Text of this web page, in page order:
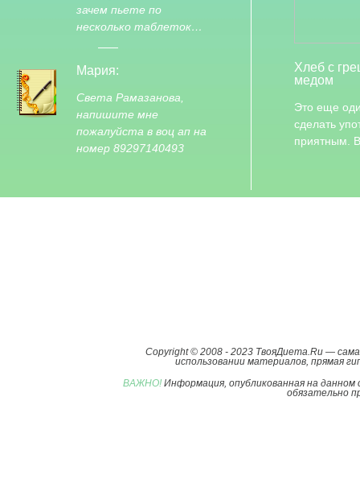
зачем пьете по
несколько таблеток…
Мария:
Света Рамазанова,
напишите мне
пожалуйста в воц ап на
номер 89297140493
Хлеб с
медом
Это еще
сделать
приятным.
Copyright © 2008 - 2023 ТвояДиета.Ru —
использовании материалов, прямая
ВАЖНО! Информация, опубликованная на
обязательно